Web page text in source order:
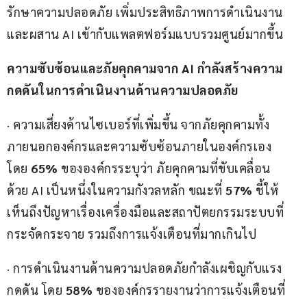
รักษาความปลอดภัย เพิ่มประสิทธิภาพการดำเนินงาน
และผสาน AI เข้ากับแพลตฟอร์มแบบรวมศูนย์มากขึ้น
ความซับซ้อนและภัยคุกคามจาก AI กำลังสร้างความ
กดดันในการดำเนินงานด้านความปลอดภัย
· ความเสี่ยงด้านไซเบอร์ที่เพิ่มขึ้น จากภัยคุกคามทั้ง
ภายนอกองค์กรและความซับซ้อนภายในองค์กรเอง
โดย 65% ขององค์กรระบุว่า ภัยคุกคามที่ขับเคลื่อน
ด้วย AI เป็นหนึ่งในความกังวลหลัก ขณะที่ 57% ชี้ให้
เห็นถึงปัญหาเรื่องเครื่องมือและสถาปัตยกรรมระบบที่
กระจัดกระจาย รวมถึงการแจ้งเตือนที่มากเกินไป
· การดำเนินงานด้านความปลอดภัยกำลังเผชิญกับแรง
กดดัน โดย 58% ขององค์กรรายงานว่าการแจ้งเตือนที่